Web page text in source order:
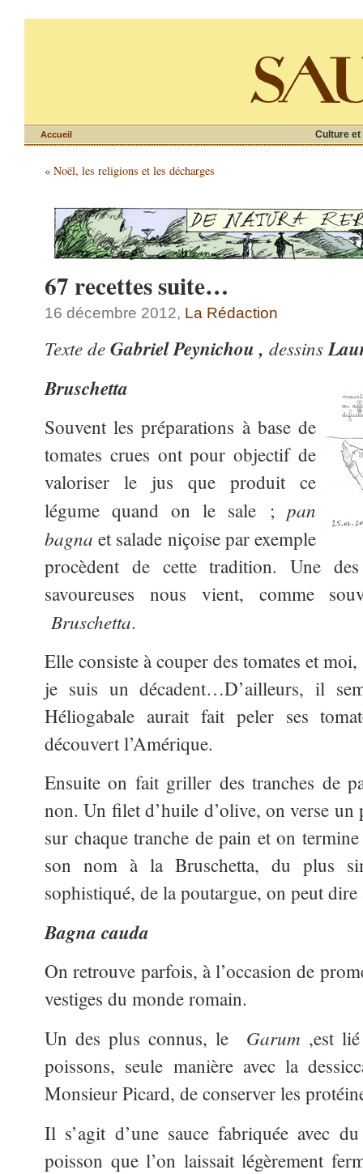
Culture et
Accueil
« Noël, les religions et les décharges
67 recettes suite…
16 décembre 2012, La Rédaction
Texte deGabriel Peynichou , dessins
Bruschetta
Souvent les préparations à base de
tomates crues ont pour objectif de
valoriser le jus que produit ce
légume quand on le sale ; pan
bagna et salade niçoise par exemple
procèdent de cette tradition. Une
savoureuses nous vient, comme
Bruschetta.
Elle consiste à couper des tomates et
je suis undécadent…D’ailleurs, il
Héliogabale aurait fait peler ses
découvert l’Amérique.
Ensuite on fait griller des tranches de
non. Un filet d’huile d’olive, on verse un
sur chaque tranche de pain et on
son nom à la Bruschetta, du plus
sophistiqué, de la poutargue, on peut
Bagna cauda
On retrouve parfois, à l’occasion de
vestiges du monde romain.
Un des plus connus, le Garum ,est
poissons, seule manière avec la
Monsieur Picard, de conserver les
Il s’agit d’une sauce fabriquée avec
poisson que l’on laissait légèrement